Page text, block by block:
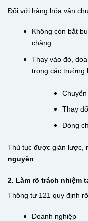
Đối với hàng hóa vận
Không còn bắt
chặng
Thay vào đó,
trong các trường
Thay
Đóng
Thủ tục được giản lược,
nguyên.
2. Làm rõ trách nhiệm
Thông tư 121 quy định
Doanh nghiệp